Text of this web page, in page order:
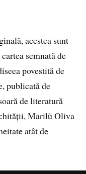
acestea sunt
semnată de
povestită de
publicată de
de literatură
Marilù Oliva
atât de